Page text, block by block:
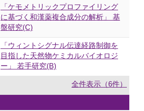
「ケモメトリックプロファイリング
に基づく和漢薬複合成分の解析」 基
盤研究(C)
「ウィントシグナル伝達経路制御を
目指した天然物ケミカルバイオロジ
ー」 若手研究(B)
全件表示（6件）